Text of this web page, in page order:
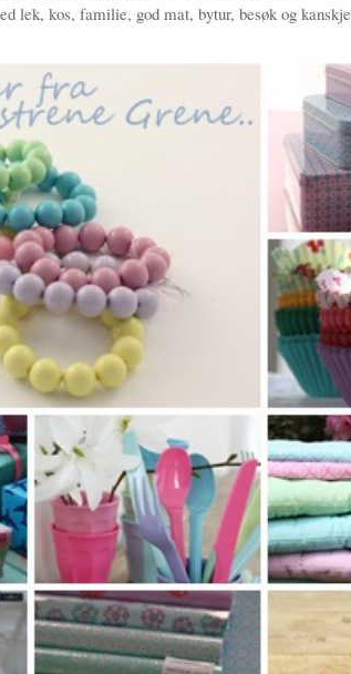
lek, kos, familie, god mat, bytur, besøk og